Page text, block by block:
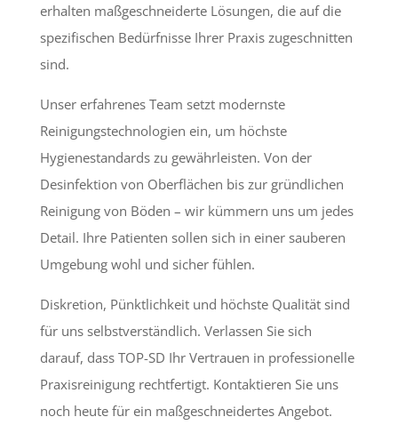
erhalten maßgeschneiderte Lösungen, die auf die
spezifischen Bedürfnisse Ihrer Praxis zugeschnitten
sind.
Unser erfahrenes Team setzt modernste
Reinigungstechnologien ein, um höchste
Hygienestandards zu gewährleisten. Von der
Desinfektion von Oberflächen bis zur gründlichen
Reinigung von Böden – wir kümmern uns um jedes
Detail. Ihre Patienten sollen sich in einer sauberen
Umgebung wohl und sicher fühlen.
Diskretion, Pünktlichkeit und höchste Qualität sind
für uns selbstverständlich. Verlassen Sie sich
darauf, dass TOP-SD Ihr Vertrauen in professionelle
Praxisreinigung rechtfertigt. Kontaktieren Sie uns
noch heute für ein maßgeschneidertes Angebot.